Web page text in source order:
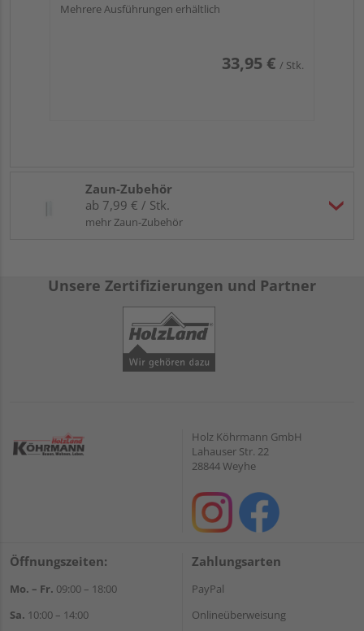
Mehrere Ausführungen erhältlich
33,95 € / Stk.
Zaun-Zubehör
ab 7,99 € / Stk.
mehr Zaun-Zubehör
Unsere Zertifizierungen und Partner
Holz Köhrmann GmbH
Lahauser Str. 22
28844 Weyhe
Öffnungszeiten:
Mo. – Fr. 09:00 – 18:00
Sa. 10:00 – 14:00
Zahlungsarten
PayPal
Onlineüberweisung